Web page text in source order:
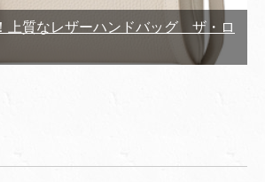
上質なレザーハンドバッグ ザ・ロ